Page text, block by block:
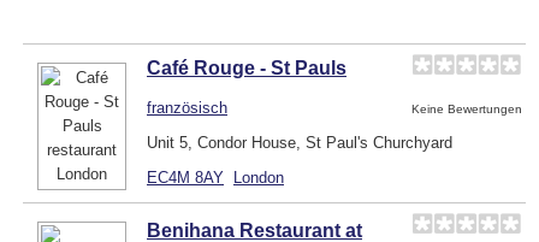
Café Rouge - St Pauls
französisch Keine Bewertungen
Unit 5, Condor House, St Paul's Churchyard
EC4M 8AY London
Benihana Restaurant at